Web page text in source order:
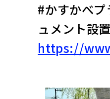
#かすかべプ
ュメント設
https://